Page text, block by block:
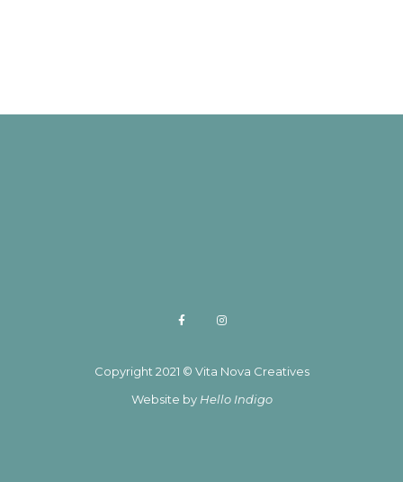
Copyright 2021 © Vita Nova Creatives
Website by Hello Indigo